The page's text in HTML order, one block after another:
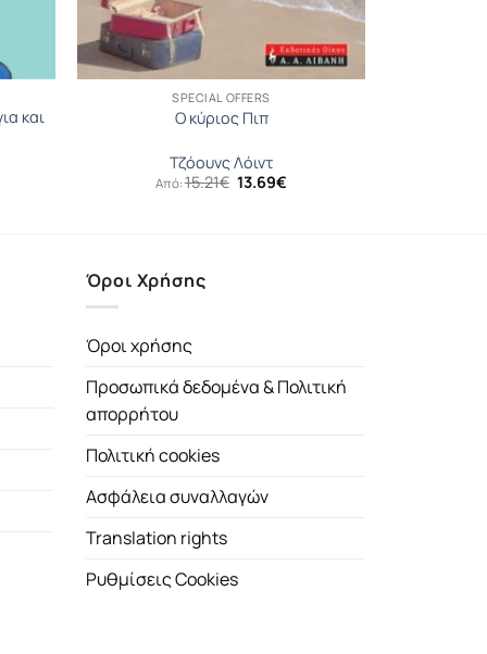
και
SPECIAL OFFERS
Ο κύριος Πιπ
Τζόουνς Λόιντ
Από:15.21€ Original
13.69€
Όροι Χρήσης
Όροι χρήσης
Προσωπικά δεδομένα & Πολιτική
απορρήτου
Πολιτική cookies
Ασφάλεια συναλλαγών
Translation rights
Ρυθμίσεις Cookies